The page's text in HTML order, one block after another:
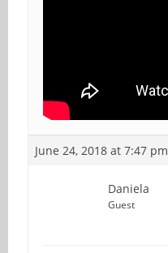
June 24, 2018 at 7:47 pm
Daniela
Guest